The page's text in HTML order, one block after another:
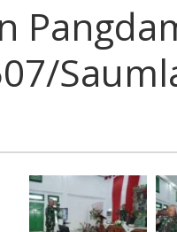
Saat
Kunker
Di
Kodim